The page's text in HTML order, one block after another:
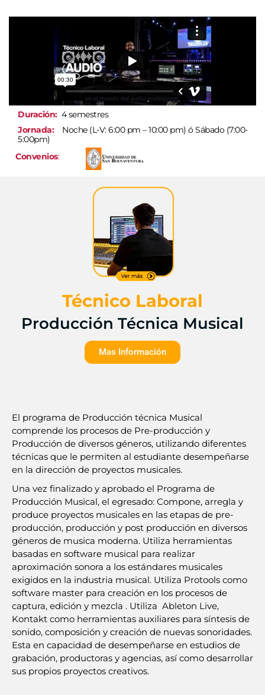
Duración: 4 semestres
Jornada:
Noche (L-V: 6:00 pm – 10:00 pm) ó Sábado (7:00-
5:00pm)
Convenios:
Técnico Laboral
Producción Técnica Musical
Mas Información
El programa de Producción técnica Musical
comprende los procesos de Pre-producción y
Producción de diversos géneros, utilizando diferentes
técnicas que le permiten al estudiante desempeñarse
en la dirección de proyectos musicales.
Una vez finalizado y aprobado el Programa de
Producción Musical, el egresado: Compone, arregla y
produce proyectos musicales en las etapas de pre-
producción, producción y post producción en diversos
géneros de musica moderna. Utiliza herramientas
basadas en software musical para realizar
aproximación sonora a los estándares musicales
exigidos en la industria musical. Utiliza Protools como
software master para creación en los procesos de
captura, edición y mezcla . Utiliza Ableton Live,
Kontakt como herramientas auxiliares para síntesis de
sonido, composición y creación de nuevas sonoridades.
Esta en capacidad de desempeñarse en estudios de
grabación, productoras y agencias, así como desarrollar
sus propios proyectos creativos.